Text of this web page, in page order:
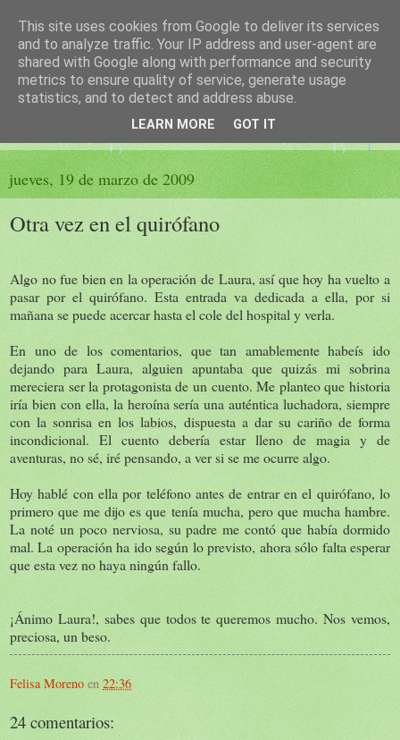
El sueño de las palabras
PÁGINA LITERARIA DE FELISA MORENO
jueves, 19 de marzo de 2009
Otra vez en el quirófano
Algo no fue bien en la operación de Laura, así que hoy ha vuelto a
pasar por el quirófano. Esta entrada va dedicada a ella, por si
mañana se puede acercar hasta el cole del hospital y verla.
En uno de los comentarios, que tan amablemente habeís ido
dejando para Laura, alguien apuntaba que quizás mi sobrina
mereciera ser la protagonista de un cuento. Me planteo que historia
iría bien con ella, la heroína sería una auténtica luchadora, siempre
con la sonrisa en los labios, dispuesta a dar su cariño de forma
incondicional. El cuento debería estar lleno de magia y de
aventuras, no sé, iré pensando, a ver si se me ocurre algo.
Hoy hablé con ella por teléfono antes de entrar en el quirófano, lo
primero que me dijo es que tenía mucha, pero que mucha hambre.
La noté un poco nerviosa, su padre me contó que había dormido
mal. La operación ha ido según lo previsto, ahora sólo falta esperar
que esta vez no haya ningún fallo.
¡Ánimo Laura!, sabes que todos te queremos mucho. Nos vemos,
preciosa, un beso.
Felisa Moreno en 22:36
24 comentarios:
This site uses cookies from Google to deliver its services
and to analyze traffic. Your IP address and user-agent are
shared with Google along with performance and security
metrics to ensure quality of service, generate usage
statistics, and to detect and address abuse.
LEARN MORE GOT IT